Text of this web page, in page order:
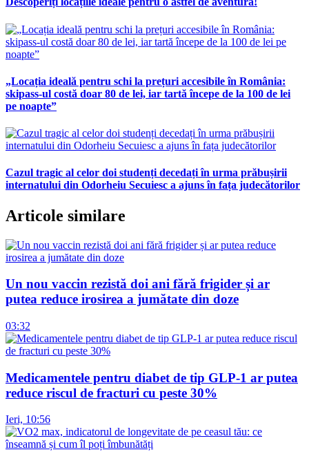
„Locația ideală pentru schi la prețuri accesibile în România:
skipass-ul costă doar 80 de lei, iar tartă începe de la 100 de lei
pe noapte”
Cazul tragic al celor doi studenți decedați în urma prăbușirii
internatului din Odorheiu Secuiesc a ajuns în fața judecătorilor
Articole similare
Un nou vaccin rezistă doi ani fără frigider și ar
putea reduce irosirea a jumătate din doze
03:32
Medicamentele pentru diabet de tip GLP-1 ar putea
reduce riscul de fracturi cu peste 30%
Ieri, 10:56